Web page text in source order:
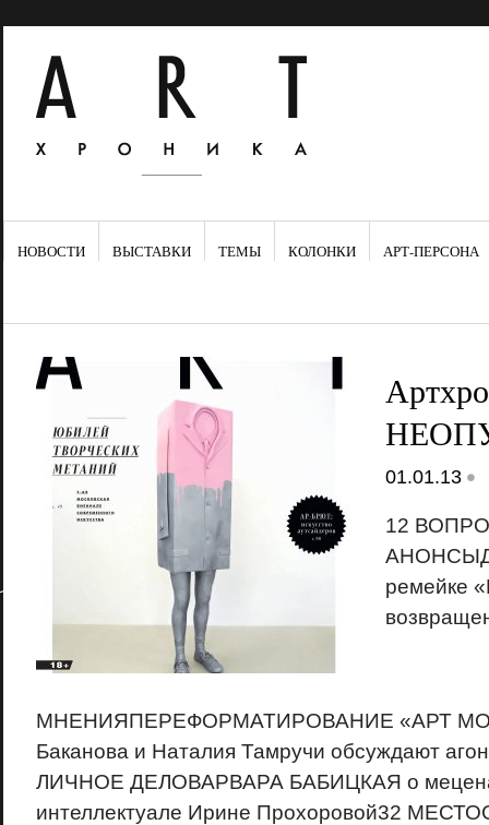
НОВОСТИ ВЫСТАВКИ ТЕМЫ КОЛОНКИ АРТ-ПЕРСОНА
01.01.13 •
12
ремейке
МНЕНИЯПЕРЕФОРМАТИРОВАНИЕ «АРТ
Баканова и Наталия Тамручи обсуждают
ЛИЧНОЕ ДЕЛОВАРВАРА БАБИЦКАЯ о
интеллектуале Ирине Прохоровой32